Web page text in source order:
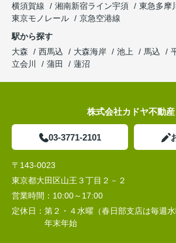
横須賀線
湘南新宿ライン宇須
東急多摩
東京モノレール
京急空港線
駅から探す
大森
西馬込 大森海岸 池上 馬込
立会川
蒲田 蓮沼
株式会社カドヤ不動産
03-3771-2101
〒143-0023
東京都大田区山王３丁目２－２
営業時間： 10:00～17:00
定休日： 第２・４水曜（春日部支店は毎週水
年末年始